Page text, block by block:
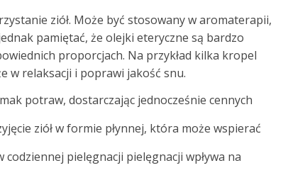
ziół. Może być stosowany w aromaterapii,
pamiętać, że olejki eteryczne są bardzo
proporcjach. Na przykład kilka kropel
w relaksacji i poprawi jakość snu.
potraw, dostarczając jednocześnie cennych
ziół w formie płynnej, która może wspierać
codziennej pielęgnacji pielęgnacji wpływa na